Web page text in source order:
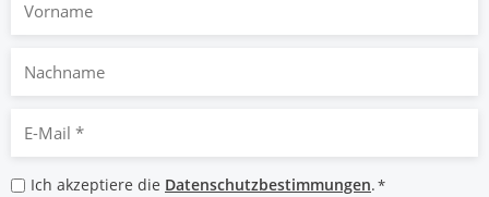
Nachname
Mail
*
Datenschutzbestimmungen
Ich akzeptiere die Datenschutzbestimmungen.*